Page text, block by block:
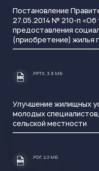
Постановление
27.05.2014 № 210-п «Об
предоставления
(приобретение) жилья
.PPTX
.PPTX, 3,8 МБ
Улучшение жилищных
молодых
сельской местности
.PDF
.PDF, 2,2 МБ